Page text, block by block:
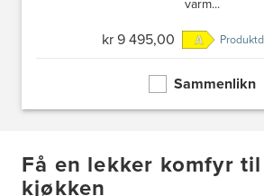
varm...
kr 9 495,00
Sammenlikn
Få en lekker komfyr
kjøkken